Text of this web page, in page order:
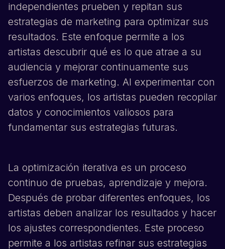
independientes prueben y repitan sus
estrategias de marketing para optimizar sus
resultados. Este enfoque permite a los
artistas descubrir qué es lo que atrae a su
audiencia y mejorar continuamente sus
esfuerzos de marketing. Al experimentar con
varios enfoques, los artistas pueden recopilar
datos y conocimientos valiosos para
fundamentar sus estrategias futuras.
La optimización iterativa es un proceso
continuo de pruebas, aprendizaje y mejora.
Después de probar diferentes enfoques, los
artistas deben analizar los resultados y hacer
los ajustes correspondientes. Este proceso
permite a los artistas refinar sus estrategias